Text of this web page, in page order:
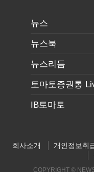
뉴스
뉴스북
뉴스리듬
토마토증권통
IB토마토
회사소개 개인정보취
COPYRIGHT ©